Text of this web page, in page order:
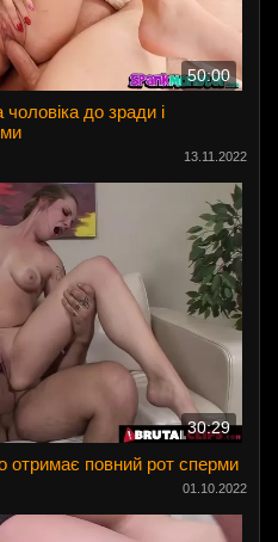
50:00
до зради і
13.11.2022
30:29
отримає повний рот сперми
01.10.2022